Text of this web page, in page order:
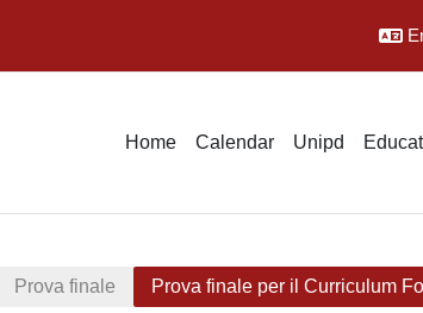
Home Calendar Unipd
Prova finale Prova finale per il Curriculum